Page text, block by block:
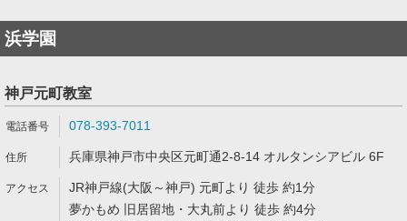
浜学園
神戸元町教室
078-393-7011
兵庫県神戸市中央区元町通2-8-14 オルタンシアビル 6F
JR神戸線(大阪～神戸) 元町より 徒歩 約1分
夢かもめ 旧居留地・大丸前より 徒歩 約4分